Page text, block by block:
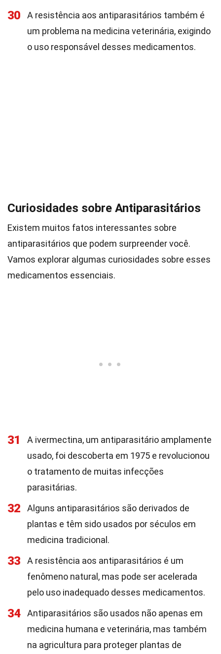
30
A resistência aos antiparasitários também é
um problema na medicina veterinária, exigindo
o uso responsável desses medicamentos.
Curiosidades sobre Antiparasitários
Existem muitos fatos interessantes sobre
antiparasitários que podem surpreender você.
Vamos explorar algumas curiosidades sobre esses
medicamentos essenciais.
31
A ivermectina, um antiparasitário amplamente
usado, foi descoberta em 1975 e revolucionou
o tratamento de muitas infecções
parasitárias.
32
Alguns antiparasitários são derivados de
plantas e têm sido usados por séculos em
medicina tradicional.
33
A resistência aos antiparasitários é um
fenômeno natural, mas pode ser acelerada
pelo uso inadequado desses medicamentos.
34
Antiparasitários são usados não apenas em
medicina humana e veterinária, mas também
na agricultura para proteger plantas de